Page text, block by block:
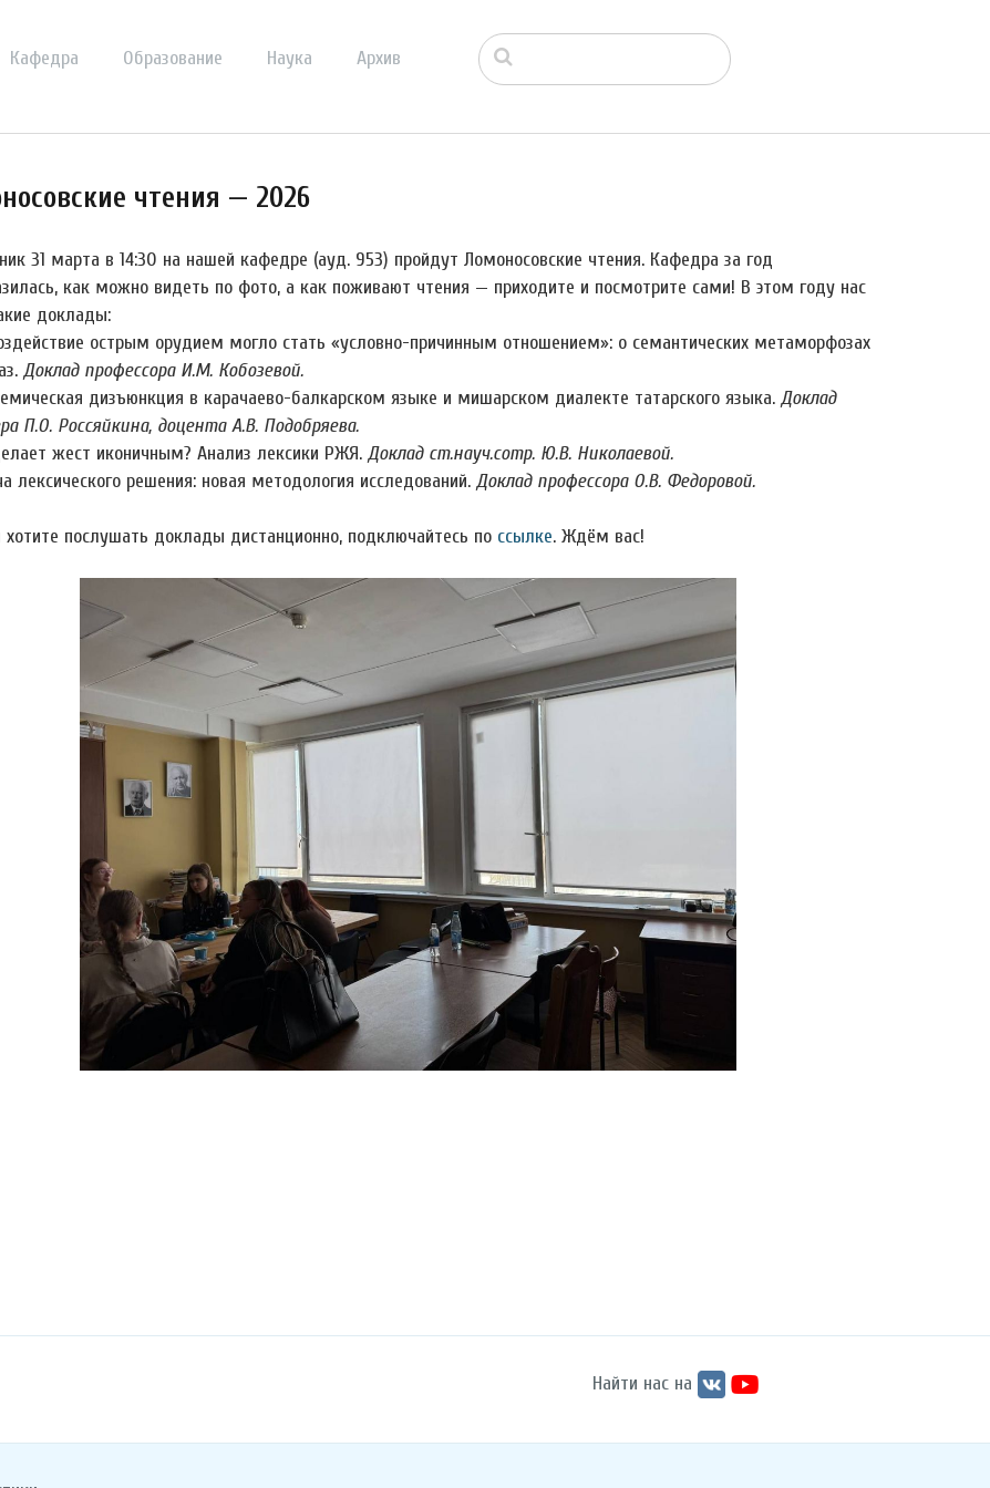
Кафедра Образование Наука Архив
чтения — 2026
31 марта в 14:30 на нашей кафедре (ауд. 953) пройдут Ломоносовские чтения. Кафедра за год
как можно видеть по фото, а как поживают чтения — приходите и посмотрите сами! В этом году нас
доклады:
острым орудием могло стать «условно-причинным отношением»: о семантических метаморфозах
Доклад профессора И.М. Кобозевой.
дизъюнкция в карачаево-балкарском языке и мишарском диалекте татарского языка. Доклад
П.О. Россяйкина, доцента А.В. Подобряева.
жест иконичным? Анализ лексики РЖЯ. Доклад ст.науч.сотр. Ю.В. Николаевой.
лексического решения: новая методология исследований. Доклад профессора О.В. Федоровой.
хотите послушать доклады дистанционно, подключайтесь по ссылке. Ждём вас!
Найти нас на